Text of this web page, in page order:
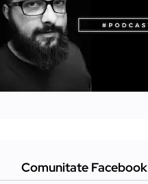
Comunitate Facebook